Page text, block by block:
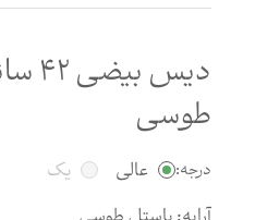
طوسی
درجه: عالی
یک